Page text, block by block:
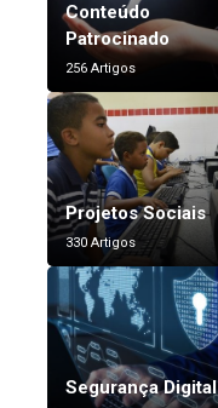
Conteúdo
Patrocinado
256 Artigos
Projetos Sociais
330 Artigos
Segurança Digital